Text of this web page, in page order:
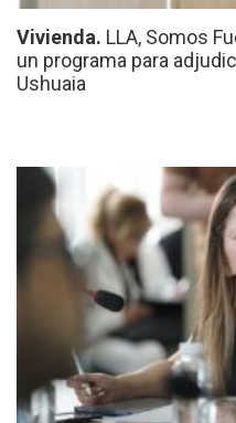
Vivienda. LLA, Somos
un programa para
Ushuaia